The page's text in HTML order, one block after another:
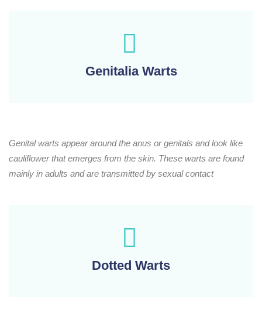
Genitalia Warts
Genital warts appear around the anus or genitals and look like
cauliflower that emerges from the skin. These warts are found
mainly in adults and are transmitted by sexual contact
Dotted Warts